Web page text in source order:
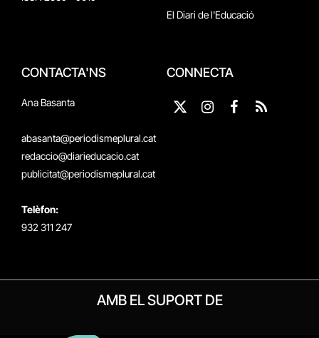
El Diari de l'Educació
CONTACTA'NS
Ana Basanta
abasanta@periodismeplural.cat
redaccio@diarieducacio.cat
publicitat@periodismeplural.cat
Telèfon:
932 311 247
CONNECTA
X
Instagram
Facebook
RSS
AMB EL SUPORT DE